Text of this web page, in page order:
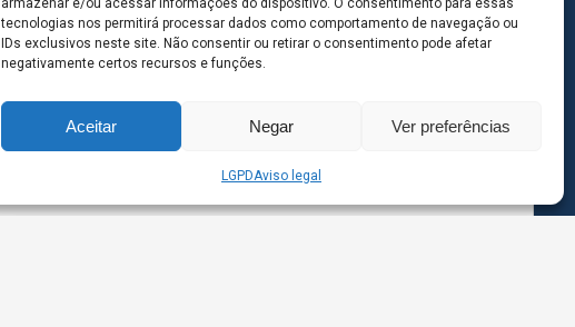
armazenar e/ou acessar informações do dispositivo. O consentimento para essas
tecnologias nos permitirá processar dados como comportamento de navegação ou
IDs exclusivos neste site. Não consentir ou retirar o consentimento pode afetar
negativamente certos recursos e funções.
Aceitar Negar Ver preferências
LGPDAviso legal